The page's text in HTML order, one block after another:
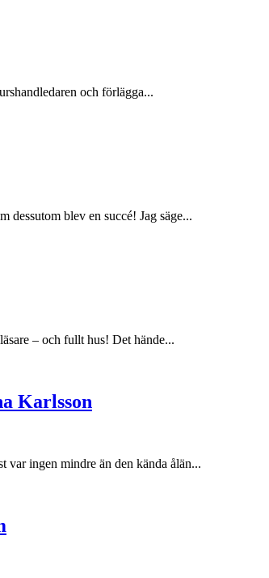
och förlägga...
blev en succé! Jag säge...
– och fullt hus! Det hände...
Karlsson
var ingen mindre än den kända ålän...